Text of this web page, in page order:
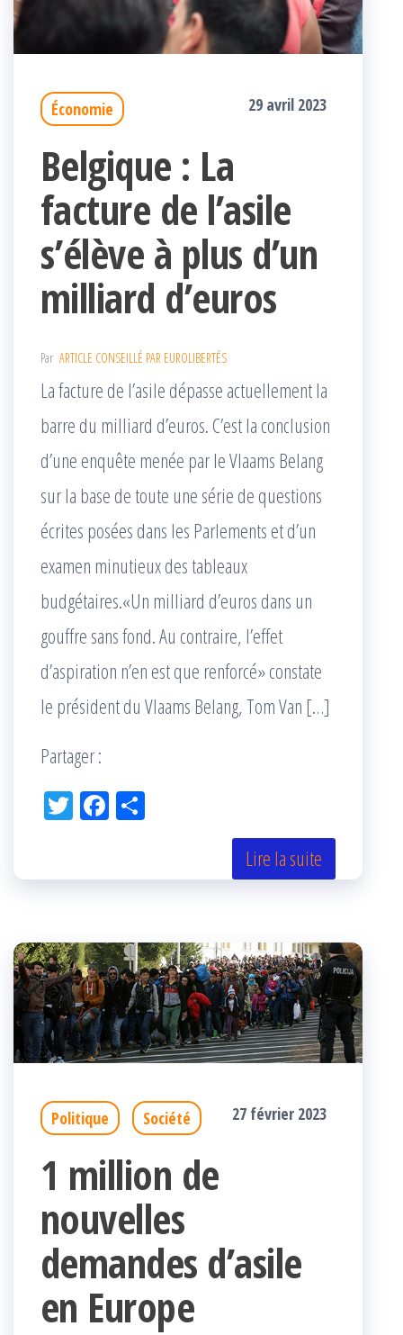
Économie 29 avril 2023
Belgique : La
facture de l’asile
s’élève à plus d’un
milliard d’euros
Par ARTICLE CONSEILLÉ PAR EUROLIBERTÉS
La facture de l’asile dépasse actuellement la
barre du milliard d’euros. C’est la conclusion
d’une enquête menée par le Vlaams Belang
sur la base de toute une série de questions
écrites posées dans les Parlements et d’un
examen minutieux des tableaux
budgétaires.«Un milliard d’euros dans un
gouffre sans fond. Au contraire, l’effet
d’aspiration n’en est que renforcé» constate
le président du Vlaams Belang, Tom Van […]
Partager :
Tw Fac
k r
Lire la suite
Politique Société 27 février 2023
1 million de
nouvelles
demandes d’asile
en Europe